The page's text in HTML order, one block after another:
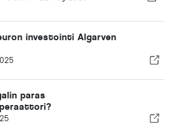
investointi Algarven
paras